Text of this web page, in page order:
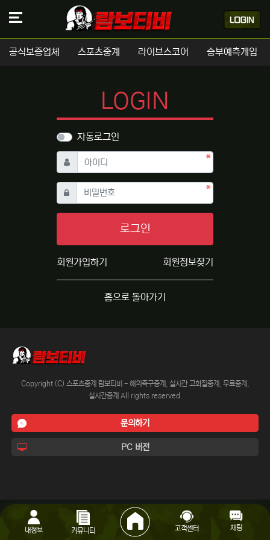
공식보증업체 스포츠중계 라이브스코어 승부예측게임
LOGIN
자동로그인
아이디 필수
비밀번호필수
로그인
회원가입하기 회원정보찾기
홈으로 돌아가기
Copyright (C) 스포츠중계 람보티비 - 해외축구중계, 실시간 고화질중계, 무료중계,
실시간중계 All rights reserved.
문의하기
PC 버전
내정보 커뮤니티 고객센터 채팅